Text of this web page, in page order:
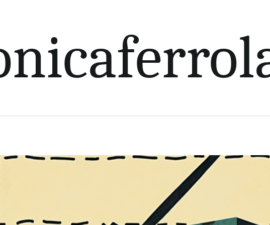
fácil mejora la toma de decisiones empresariales.